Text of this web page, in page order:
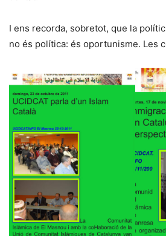
I ens recorda, sobretot, que la
no és política: és oportunisme. Les